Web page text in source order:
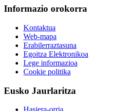
Informazio orokorra
Kontaktua
Web-mapa
Erabilerraztasuna
Egoitza Elektronikoa
Lege informazioa
Cookie politika
Eusko Jaurlaritza